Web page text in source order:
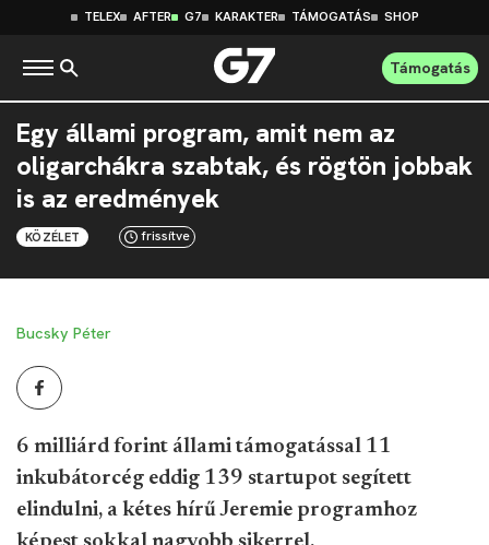
TELEX AFTER G7 KARAKTER TÁMOGATÁS SHOP
Támogatás
Egy állami program, amit nem az
oligarchákra szabtak, és rögtön jobbak
is az eredmények
KÖZÉLET frissítve
Bucsky Péter
6 milliárd forint állami támogatással 11
inkubátorcég eddig 139 startupot segített
elindulni, a kétes hírű Jeremie programhoz